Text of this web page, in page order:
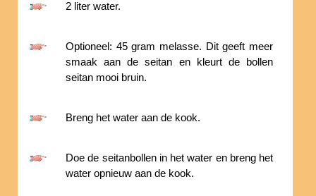
2 liter water.
Optioneel: 45 gram melasse. Dit geeft meer
smaak aan de seitan en kleurt de bollen
seitan mooi bruin.
Breng het water aan de kook.
Doe de seitanbollen in het water en breng het
water opnieuw aan de kook.